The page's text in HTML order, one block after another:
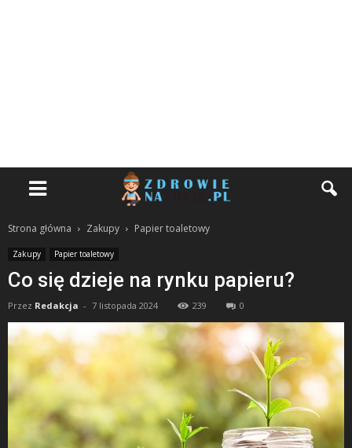
Strona główna Zakupy Papier toaletowy
Zakupy Papier toaletowy
Co się dzieje na rynku papieru?
Przez Redakcja - 7 listopada 2024 239 0